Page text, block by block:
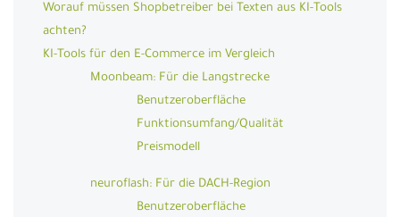
Worauf müssen Shopbetreiber bei Texten aus KI-Tools
achten?
KI-Tools für den E-Commerce im Vergleich
Moonbeam: Für die Langstrecke
Benutzeroberfläche
Funktionsumfang/Qualität
Preismodell
neuroflash: Für die DACH-Region
Benutzeroberfläche